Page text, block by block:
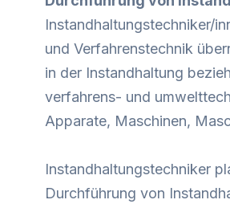
Instandhaltungstechniker/
und Verfahrenstechnik
in der Instandhaltung
verfahrens- und
Apparate, Maschinen,
Instandhaltungstechniker
Durchführung von